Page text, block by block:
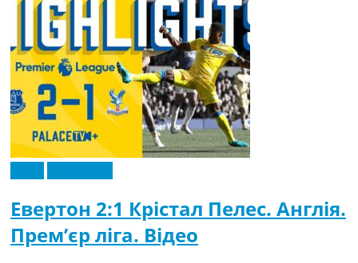
Евертон 2:1 Крістал Пелес. Англія.
Прем’єр ліга. Відео